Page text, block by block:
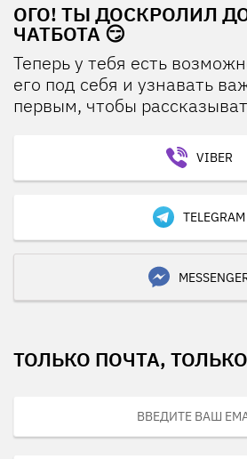
ОГО! ТЫ ДОСКРОЛИЛ
ЧАТБОТА 😏
Теперь у тебя есть
его под себя и узнавать
первым, чтобы
VIBER
TELEGRAM
ТОЛЬКО ПОЧТА,